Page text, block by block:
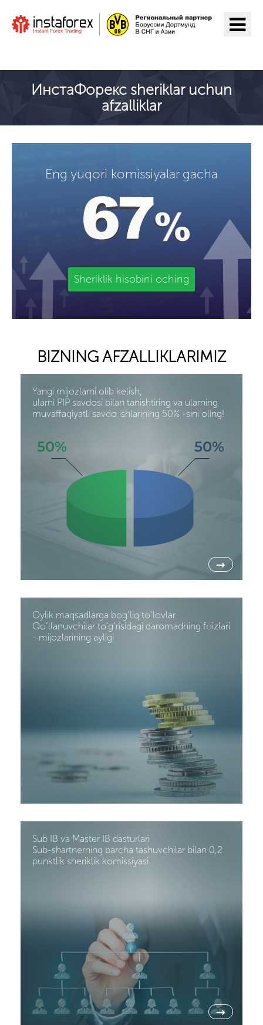
ИнстаФорекс sheriklar uchun
afzalliklar
Eng yuqori komissiyalar gacha
Sheriklik hisobini oching
BIZNING AFZALLIKLARIMIZ
Yangi mijozlarni olib kelish,
ularni PIP savdosi bilan tanishtiring va ularning
muvaffaqiyatli savdo ishlarining 50% -sini oling!
→
Oylik maqsadlarga bog’liq to’lovlar
Qo’llanuvchilar to’g’risidagi daromadning foizlari
- mijozlarining ayligi
Sub IB va Master IB dasturlari
Sub-shartnerning barcha tashuvchilar bilan 0,2
punktlik sheriklik komissiyasi
→